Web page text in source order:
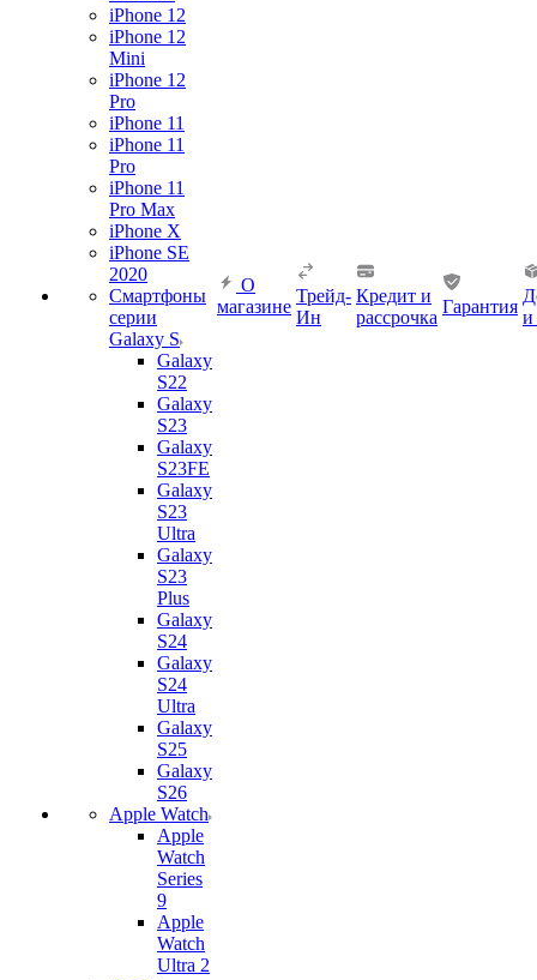
iPhone 12
iPhone 12
Mini
iPhone 12
Pro
iPhone 11
iPhone 11
Pro
iPhone 11
Pro Max
iPhone X
iPhone SE
2020
Смартфоны
серии
Galaxy S
Galaxy
S22
Galaxy
S23
Galaxy
S23FE
Galaxy
S23
Ultra
Galaxy
S23
Plus
Galaxy
S24
Galaxy
S24
Ultra
Galaxy
S25
Galaxy
S26
Apple Watch
Apple
Watch
Series
9
Apple
Watch
Ultra 2
О
магазине
Трейд-
Ин
Кредит и
рассрочка
Гарантия
и